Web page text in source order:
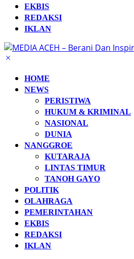
EKBIS
REDAKSI
IKLAN
HOME
NEWS
PERISTIWA
HUKUM & KRIMINAL
NASIONAL
DUNIA
NANGGROE
KUTARAJA
LINTAS TIMUR
TANOH GAYO
POLITIK
OLAHRAGA
PEMERINTAHAN
EKBIS
REDAKSI
IKLAN